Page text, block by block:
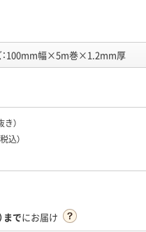
：100mm幅×5m巻×1.2mm厚
き）
税込）
までにお届け